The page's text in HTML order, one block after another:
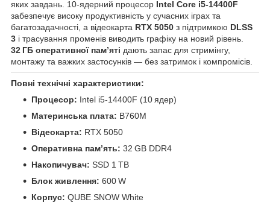
яких завдань. 10‑ядерний процесор Intel Core i5‑14400F
забезпечує високу продуктивність у сучасних іграх та
багатозадачності, а відеокарта RTX 5050 з підтримкою DLSS
3 і трасування променів виводить графіку на новий рівень.
32 ГБ оперативної пам’яті дають запас для стримінгу,
монтажу та важких застосунків — без затримок і компромісів.
Повні технічні характеристики:
Процесор: Intel i5‑14400F (10 ядер)
Материнська плата: B760M
Відеокарта: RTX 5050
Оперативна пам’ять: 32 GB DDR4
Накопичувач: SSD 1 TB
Блок живлення: 600 W
Корпус: QUBE SNOW White